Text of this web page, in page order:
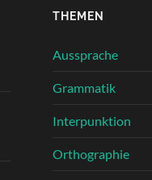
THEMEN
Aussprache
Grammatik
Interpunktion
Orthographie